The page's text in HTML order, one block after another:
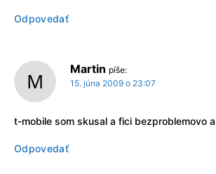
Odpovedať
Martin píše:
15. júna 2009 o 23:07
t-mobile som skusal a fici bezproblemovo
Odpovedať